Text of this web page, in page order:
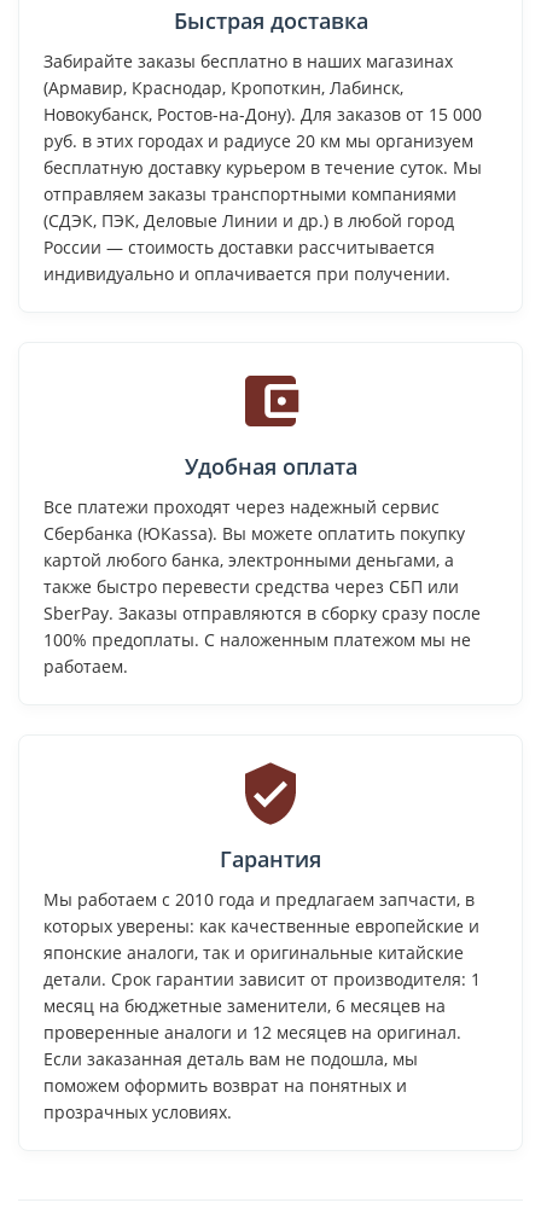
Быстрая доставка
Забирайте заказы бесплатно в наших магазинах
(Армавир, Краснодар, Кропоткин, Лабинск,
Новокубанск, Ростов-на-Дону). Для заказов от 15 000
руб. в этих городах и радиусе 20 км мы организуем
бесплатную доставку курьером в течение суток. Мы
отправляем заказы транспортными компаниями
(СДЭК, ПЭК, Деловые Линии и др.) в любой город
России — стоимость доставки рассчитывается
индивидуально и оплачивается при получении.
Удобная оплата
Все платежи проходят через надежный сервис
Сбербанка (ЮKassa). Вы можете оплатить покупку
картой любого банка, электронными деньгами, а
также быстро перевести средства через СБП или
SberPay. Заказы отправляются в сборку сразу после
100% предоплаты. С наложенным платежом мы не
работаем.
Гарантия
Мы работаем с 2010 года и предлагаем запчасти, в
которых уверены: как качественные европейские и
японские аналоги, так и оригинальные китайские
детали. Срок гарантии зависит от производителя: 1
месяц на бюджетные заменители, 6 месяцев на
проверенные аналоги и 12 месяцев на оригинал.
Если заказанная деталь вам не подошла, мы
поможем оформить возврат на понятных и
прозрачных условиях.